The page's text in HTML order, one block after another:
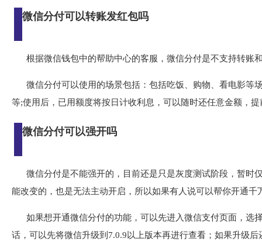
微信分付可以转账发红包吗
根据微信钱包中的帮助中心的客服，微信分付是不支持转账
微信分付可以使用的场景包括：包括吃饭、购物、看电影等
等;使用后，已用额度将按日计收利息，可以随时还任意金额，
微信分付可以强开吗
微信分付是不能强开的，目前还是只是灰度测试阶段，暂时
能改变的，也是无法主动开启，所以如果有人说可以帮你开通千
如果想开通微信分付的功能，可以先进入微信支付页面，选
话，可以先将微信升级到7.0.9以上版本再进行查看；如果升级